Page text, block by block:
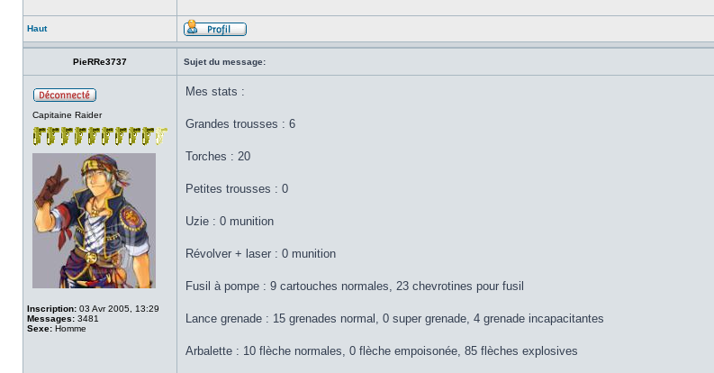
Haut
PieRRe3737 Sujet du message:
Capitaine Raider
Inscription: 03 Avr 2005, 13:29
Messages: 3481
Sexe: Homme
Mes stats :
Grandes trousses : 6
Torches : 20
Petites trousses : 0
Uzie : 0 munition
Révolver + laser : 0 munition
Fusil à pompe : 9 cartouches normales, 23 chevrotines pour fusil
Lance grenade : 15 grenades normal, 0 super grenade, 4 grenade incapacitantes
Arbalette : 10 flèche normales, 0 flèche empoisonée, 85 flèches explosives